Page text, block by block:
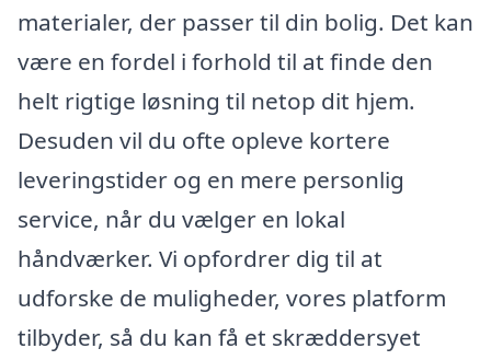
materialer, der passer til din bolig. Det kan
være en fordel i forhold til at finde den
helt rigtige løsning til netop dit hjem.
Desuden vil du ofte opleve kortere
leveringstider og en mere personlig
service, når du vælger en lokal
håndværker. Vi opfordrer dig til at
udforske de muligheder, vores platform
tilbyder, så du kan få et skræddersyet